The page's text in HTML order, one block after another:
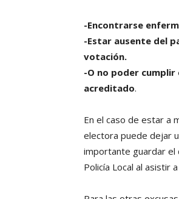
-Encontrarse
-Estar ausente del
votación.
-O no poder
acreditado.
En el caso de estar a
electora puede dejar
importante guardar el
Policía Local al asistir